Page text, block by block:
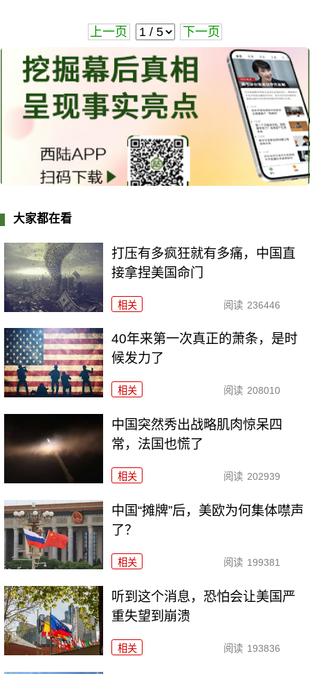
上一页 下一页
大家都在看
打压有多疯狂就有多痛，中国直
接拿捏美国命门
相关 阅读 236446
40年来第一次真正的萧条，是时
候发力了
相关 阅读 208010
中国突然秀出战略肌肉惊呆四
常，法国也慌了
相关 阅读 202939
中国“摊牌”后，美欧为何集体噤声
了？
相关 阅读 199381
听到这个消息，恐怕会让美国严
重失望到崩溃
相关 阅读 193836